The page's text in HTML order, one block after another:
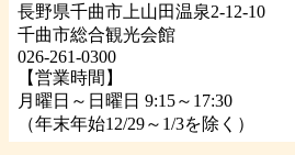
長野県千曲市上山田温泉2-12-10
千曲市総合観光会館
026-261-0300
【営業時間】
月曜日～日曜日 9:15～17:30
（年末年始12/29～1/3を除く）